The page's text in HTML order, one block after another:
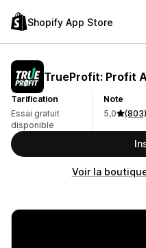
Shopify App Store
TrueProfit: Profit
Tarification
Essai gratuit
disponible
Note
5,0
(803)
Voir la